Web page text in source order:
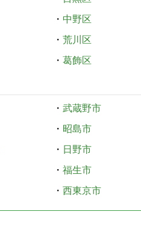
・ 中野区
・ 荒川区
・ 葛飾区
・ 武蔵野市
・ 昭島市
・ 日野市
・ 福生市
・ 西東京市